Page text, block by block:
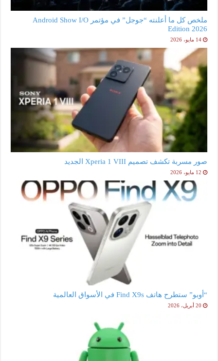
ملخص كل ما أعلنته “جوجل” في مؤتمر Android Show I/O
Edition 2026
14 مايو، 2026
صور مسربة تكشف تصميم Xperia 1 VIII الجديد
12 مايو، 2026
“أوبو” ستطرح هاتف Find X9s في الأسواق العالمية
20 أبريل، 2026